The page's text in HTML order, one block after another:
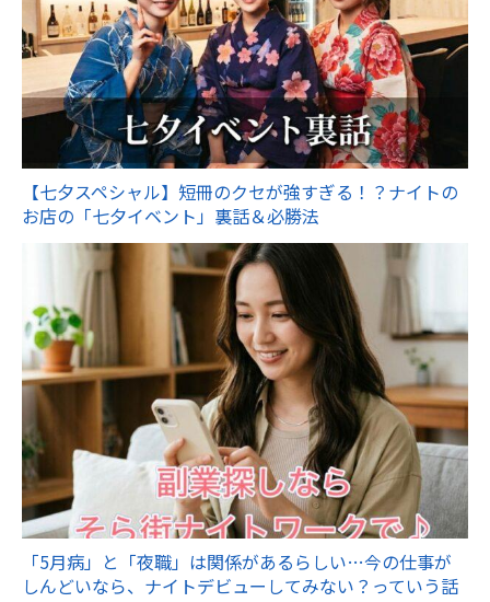
【七夕スペシャル】短冊のクセが強すぎる！？ナイトの
お店の「七夕イベント」裏話＆必勝法
「5月病」と「夜職」は関係があるらしい…今の仕事が
しんどいなら、ナイトデビューしてみない？っていう話